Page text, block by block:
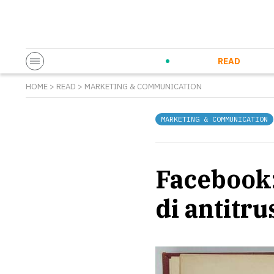
READ
HOME > READ > MARKETING & COMMUNICATION
MARKETING & COMMUNICATION
di